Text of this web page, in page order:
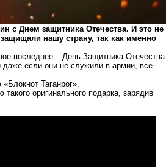
с Днем защитника Отечества. И это не
нашу страну, так как именно
последнее – День Защитника Отечества.
если они не служили в армии, все
Таганрог».
оригинального подарка, зарядив